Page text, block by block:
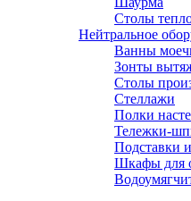
Столы
Нейтральное
Ванны
Зонты
Столы
Стеллажи
Полки
Тележки-
Подставки
Шкафы для